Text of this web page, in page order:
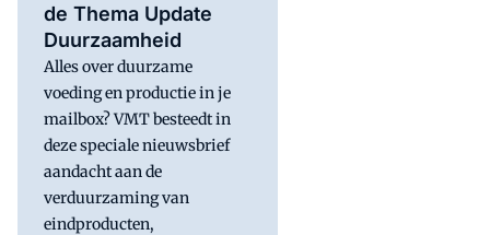
de Thema Update
Duurzaamheid
Alles over duurzame
voeding en productie in je
mailbox? VMT besteedt in
deze speciale nieuwsbrief
aandacht aan de
verduurzaming van
eindproducten,